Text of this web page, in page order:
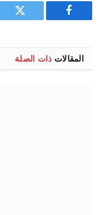
فيسبوك تويتر
المقالات ذات الصلة